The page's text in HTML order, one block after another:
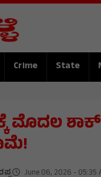
Crime State
ಮೊದಲ
June 06, 2026 - 05:35